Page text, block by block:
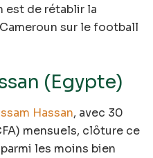
est de rétablir la
sur le football
(Egypte)
Hassan, avec 30
mensuels, clôture ce
les moins bien